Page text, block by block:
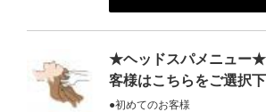
★ヘッドスパメニュー★
客様はこちらをご選択下
●初めてのお客様